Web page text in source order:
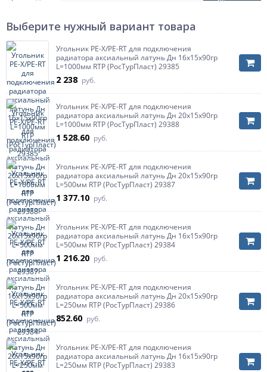
Выберите нужный вариант товара
Угольник PE-X/PE-RT для подключения
радиатора аксиальный латунь Дн 16х15х90гр
L=1000мм RTP (РосТурПласт) 29385
2 238 руб.
Угольник PE-X/PE-RT для подключения
радиатора аксиальный латунь Дн 20х15х90гр
L=1000мм RTP (РосТурПласт) 29388
1 528.60 руб.
Угольник PE-X/PE-RT для подключения
радиатора аксиальный латунь Дн 20х15х90гр
L=500мм RTP (РосТурПласт) 29387
1 377.10 руб.
Угольник PE-X/PE-RT для подключения
радиатора аксиальный латунь Дн 16х15х90гр
L=500мм RTP (РосТурПласт) 29384
1 216.20 руб.
Угольник PE-X/PE-RT для подключения
радиатора аксиальный латунь Дн 20х15х90гр
L=250мм RTP (РосТурПласт) 29386
852.60 руб.
Угольник PE-X/PE-RT для подключения
радиатора аксиальный латунь Дн 16х15х90гр
L=250мм RTP (РосТурПласт) 29383